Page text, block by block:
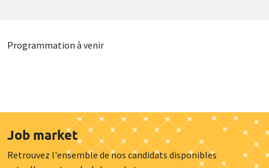
Programmation à venir
Job market
Retrouvez l'ensemble de nos candidats disponibles